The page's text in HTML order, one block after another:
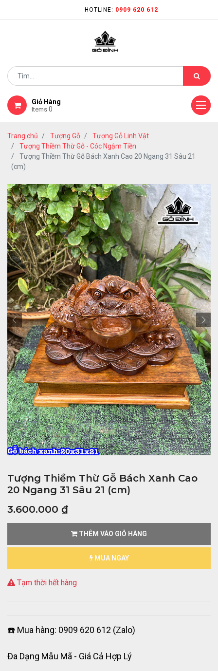
HOTLINE: 0909 620 612
Giỏ Hàng
Items 0
Trang chủ Tượng Gỗ
Tượng Gỗ Linh Vật
Tượng Thiềm Thừ Gỗ - Cóc Ngậm Tiền
Tượng Thiềm Thừ Gỗ Bách Xanh Cao 20 Ngang 31 Sâu 21
(cm)
Tượng Thiềm Thừ Gỗ Bách Xanh Cao
20 Ngang 31 Sâu 21 (cm)
3.600.000 ₫
THÊM VÀO GIỎ HÀNG
MUA NGAY
Tạm thời hết hàng
☎️ Mua hàng: 0909 620 612 (Zalo)
Đa Dạng Mẫu Mã - Giá Cả Hợp Lý